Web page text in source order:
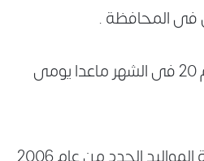
فى المحافظة .
ايام عمل مكاتب التموين للمواطنين من بداية يوم 8 حتى يوم 20 فى الشهر ماعدا يومى